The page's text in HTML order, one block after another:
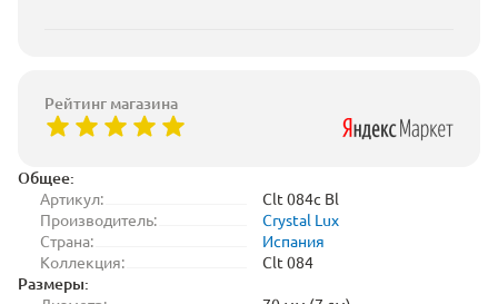
Общее:
Артикул:
Clt 084c Bl
Производитель:
Crystal Lux
Страна:
Испания
Коллекция:
Clt 084
Размеры:
Рейтинг магазина